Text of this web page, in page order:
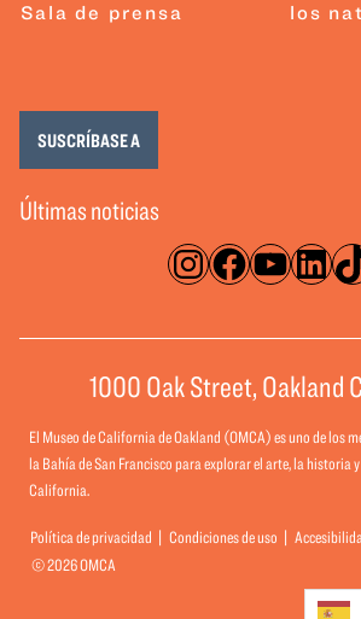
Sala de prensa
los
Instagram
Últimas noticias
SUSCRÍBASE A
1000 Oak Street, Oakland
El Museo de California de Oakland (OMCA) es uno de los
la Bahía de San Francisco para explorar el arte, la historia
California.
Política de privacidad Condiciones de uso
© 2026 OMCA